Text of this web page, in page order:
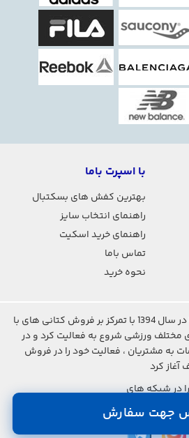
جهت سفارش
با اسپرت باما
بهترین کفش های بسکتبال
راهنمای انتخاب سایز
راهنمای خرید اسکیت
تماس باما
نحوه خرید
فروشگاه اینترنتی اسپرت باما در سال 1394 با تمرکز بر فروش کتانی های با
ورزشی شروع به فعالیت کرد و در
خدمات به مشتریان ، فعالیت خود را در فروش
کرد
در شبکه های
دنبال کنید